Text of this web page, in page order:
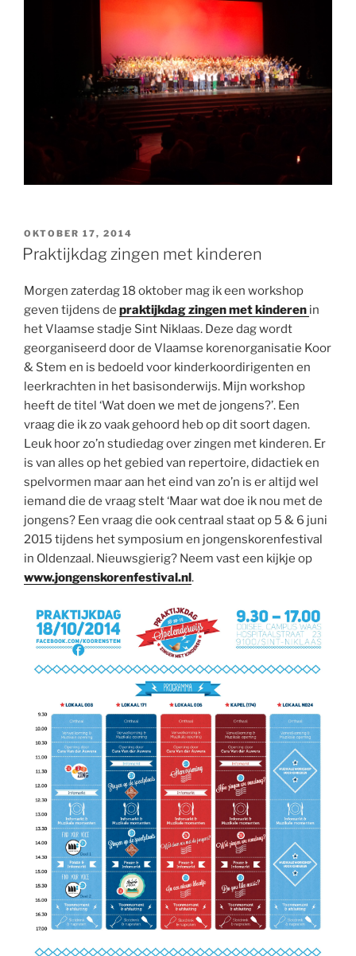
GEPLAATST
OP
OKTOBER 17, 2014
Praktijkdag zingen met kinderen
Morgen zaterdag 18 oktober mag ik een workshop
geven tijdens de praktijkdag zingen met kinderen in
het Vlaamse stadje Sint Niklaas. Deze dag wordt
georganiseerd door de Vlaamse korenorganisatie Koor
& Stem en is bedoeld voor kinderkoordirigenten en
leerkrachten in het basisonderwijs. Mijn workshop
heeft de titel ‘Wat doen we met de jongens?’. Een
vraag die ik zo vaak gehoord heb op dit soort dagen.
Leuk hoor zo’n studiedag over zingen met kinderen. Er
is van alles op het gebied van repertoire, didactiek en
spelvormen maar aan het eind van zo’n is er altijd wel
iemand die de vraag stelt ‘Maar wat doe ik nou met de
jongens? Een vraag die ook centraal staat op 5 & 6 juni
2015 tijdens het symposium en jongenskorenfestival
in Oldenzaal. Nieuwsgierig? Neem vast een kijkje op
www.jongenskorenfestival.nl.